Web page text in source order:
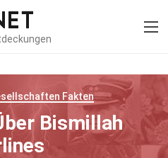
Fakten
Bismillah